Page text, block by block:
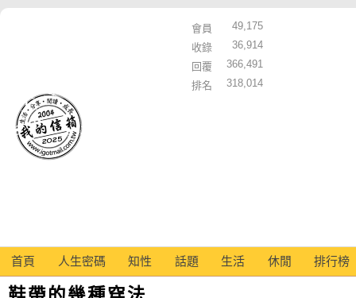
會員
49,175
收錄
36,914
回覆
366,491
排名
318,014
首頁 人生密碼 知性 話題 生活 休閒 排行榜